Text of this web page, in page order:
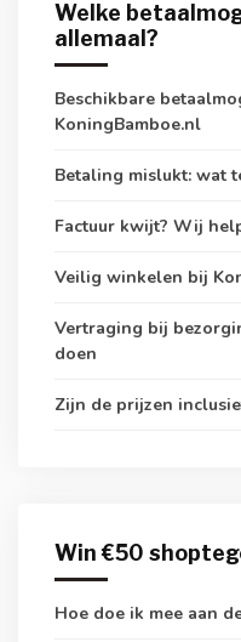
Welke
allemaal?
Beschikbare
KoningBamboe.nl
Betaling mislukt: wat
Factuur kwijt? Wij
Veilig winkelen bij
Vertraging bij
doen
Zijn de prijzen
Win €50
Hoe doe ik mee aan